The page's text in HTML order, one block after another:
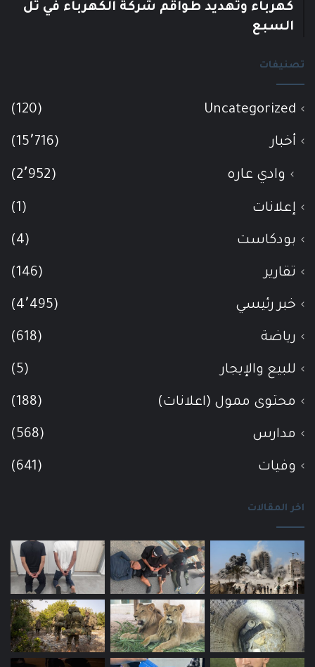
كهرباء وتهديد طواقم شركة الكهرباء في تل
السبع
تصنيفات
Uncategorized
(120)
أخبار (15٬716)
وادي عاره (2٬952)
إعلانات (1)
بودكاست (4)
تقارير (146)
خبر رئيسي (4٬495)
رياضة (618)
للبيع والإيجار (5)
محتوى ممول (اعلانات) (188)
مدارس (568)
وفيات (641)
اخر المقالات